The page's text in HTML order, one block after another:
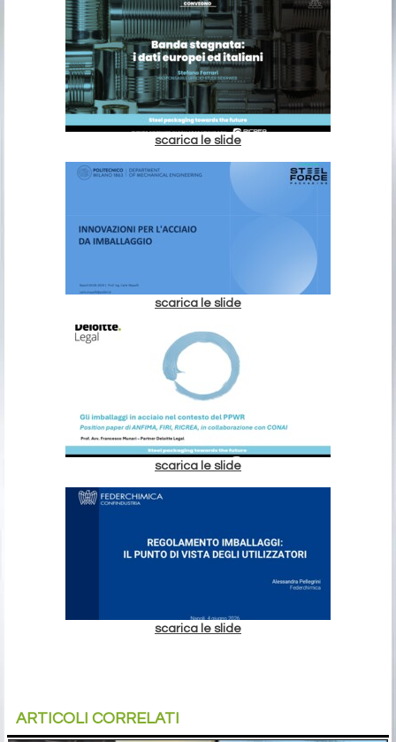
scarica le slide
scarica le slide
scarica le slide
scarica le slide
ARTICOLI CORRELATI